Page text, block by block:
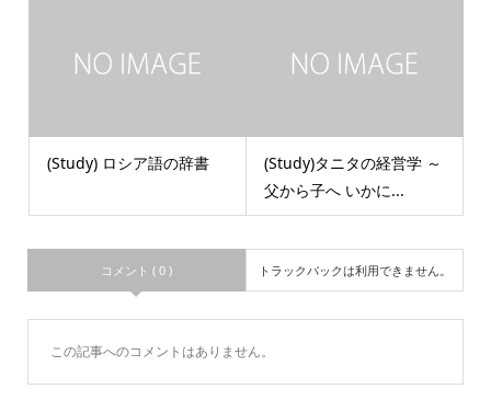
(Study) ロシア語の辞書
(Study)タニタの経営学 ～
父から子へ いかに...
コメント ( 0 ) トラックバックは利用できません。
この記事へのコメントはありません。